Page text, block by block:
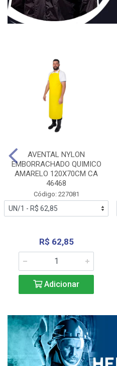
AVENTAL NYLON
EMBORRACHADO QUIMICO
AMARELO 120X70CM CA
46468
Código: 227081
R$ 62,85
Adicionar